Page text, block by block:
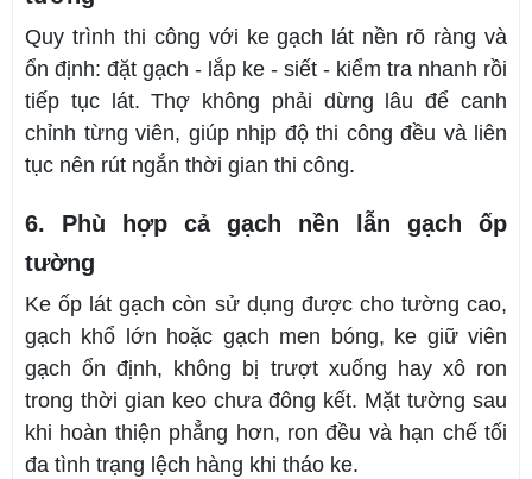
Quy trình thi công với ke gạch lát nền rõ ràng và
ổn định: đặt gạch - lắp ke - siết - kiểm tra nhanh rồi
tiếp tục lát. Thợ không phải dừng lâu để canh
chỉnh từng viên, giúp nhịp độ thi công đều và liên
tục nên rút ngắn thời gian thi công.
6. Phù hợp cả gạch nền lẫn gạch ốp
tường
Ke ốp lát gạch còn sử dụng được cho tường cao,
gạch khổ lớn hoặc gạch men bóng, ke giữ viên
gạch ổn định, không bị trượt xuống hay xô ron
trong thời gian keo chưa đông kết. Mặt tường sau
khi hoàn thiện phẳng hơn, ron đều và hạn chế tối
đa tình trạng lệch hàng khi tháo ke.